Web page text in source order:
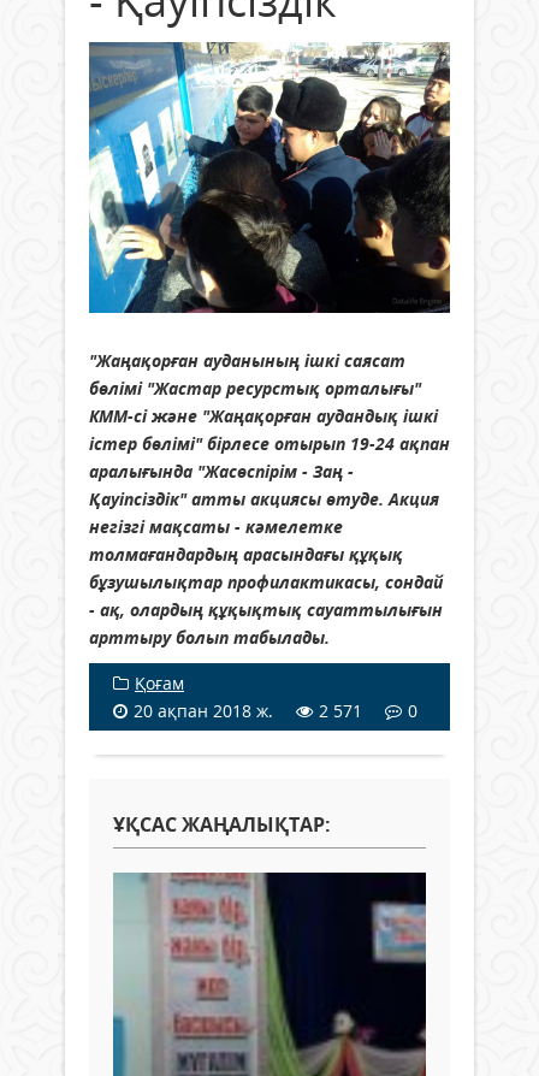
"Жаңақорған ауданының ішкі саясат
бөлімі "Жастар ресурстық орталығы"
КММ-сі және "Жаңақорған аудандық ішкі
істер бөлімі" бірлесе отырып 19-24 ақпан
аралығында "Жасөспірім - Заң -
Қауіпсіздік" атты акциясы өтуде. Акция
негізгі мақсаты - кәмелетке
толмағандардың арасындағы құқық
бұзушылықтар профилактикасы, сондай
- ақ, олардың құқықтық сауаттылығын
арттыру болып табылады.
Қоғам
20 ақпан 2018 ж.
2 571 0
ҰҚСАС ЖАҢАЛЫҚТАР: